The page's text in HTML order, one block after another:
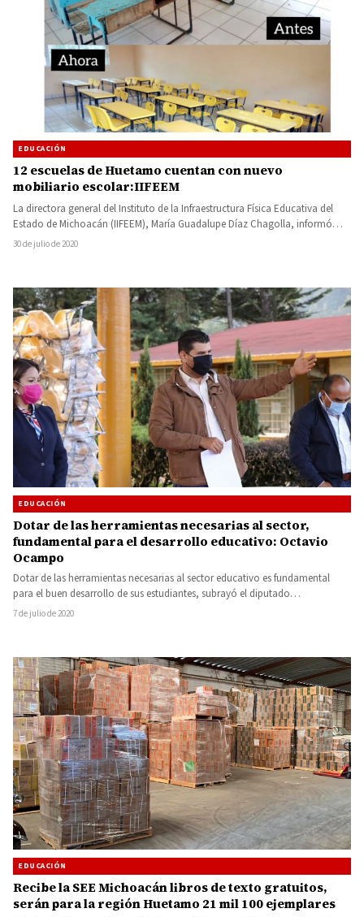
EDUCACIÓN
12 escuelas de Huetamo cuentan con nuevo
mobiliario escolar:IIFEEM
La directora general del Instituto de la Infraestructura Física Educativa del
Estado de Michoacán (IIFEEM), María Guadalupe Díaz Chagolla, informó…
30 de julio de 2020
EDUCACIÓN
Dotar de las herramientas necesarias al sector,
fundamental para el desarrollo educativo: Octavio
Ocampo
Dotar de las herramientas necesarias al sector educativo es fundamental
para el buen desarrollo de sus estudiantes, subrayó el diputado…
7 de julio de 2020
EDUCACIÓN
Recibe la SEE Michoacán libros de texto gratuitos,
serán para la región Huetamo 21 mil 100 ejemplares